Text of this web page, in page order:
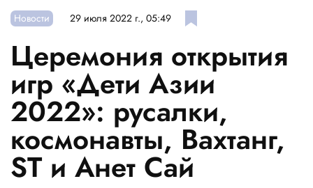
Новости 29 июля 2022 г., 05:49
Церемония открытия
игр «Дети Азии
2022»: русалки,
космонавты, Вахтанг,
ST и Анет Сай